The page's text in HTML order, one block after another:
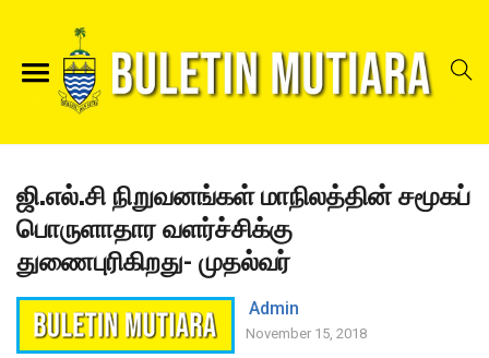
ஜி.எல்.சி நிறுவனங்கள் மாநிலத்தின் சமூகப்
பொருளாதார வளர்ச்சிக்கு
துணைபுரிகிறது- முதல்வர்
Admin
November 15, 2018